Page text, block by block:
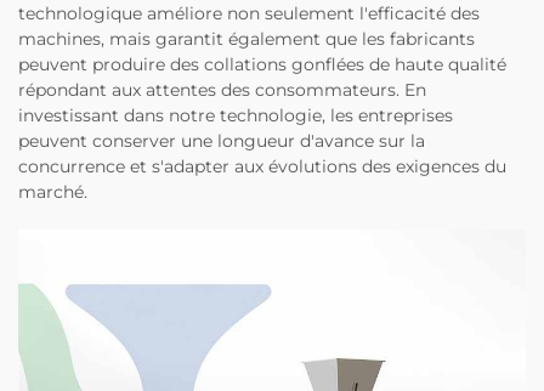
technologique améliore non seulement l'efficacité des
machines, mais garantit également que les fabricants
peuvent produire des collations gonflées de haute qualité
répondant aux attentes des consommateurs. En
investissant dans notre technologie, les entreprises
peuvent conserver une longueur d'avance sur la
concurrence et s'adapter aux évolutions des exigences du
marché.